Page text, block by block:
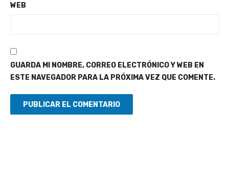
WEB
GUARDA MI NOMBRE, CORREO ELECTRÓNICO Y WEB EN
ESTE NAVEGADOR PARA LA PRÓXIMA VEZ QUE COMENTE.